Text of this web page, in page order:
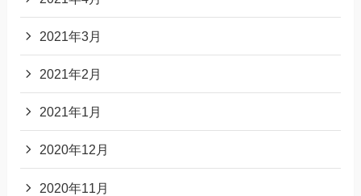
2021年3月
2021年2月
2021年1月
2020年12月
2020年11月